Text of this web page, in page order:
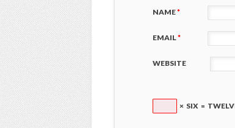
NAME*
EMAIL*
WEBSITE
× SIX =